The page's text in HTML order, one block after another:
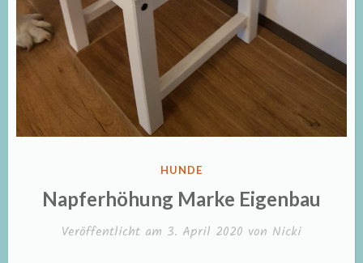
VERÖFFENTLICHT
HUNDE
Napferhöhung Marke Eigenbau
Veröffentlicht am 3. April 2020 von Nicki